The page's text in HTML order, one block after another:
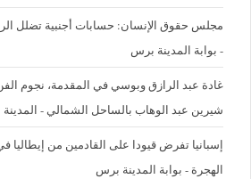
مجلس حقوق الإنسان: حسابات أجنبية تضلل
- بوابة المدينة برس
غادة عبد الرازق وبوسي في المقدمة، نجوم
شيرين عبد الوهاب بالساحل الشمالي -
إسبانيا تفرض قيودا على القادمين من إيطاليا
الهجرة - بوابة المدينة برس